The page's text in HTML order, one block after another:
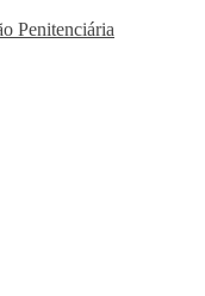
Penitenciária